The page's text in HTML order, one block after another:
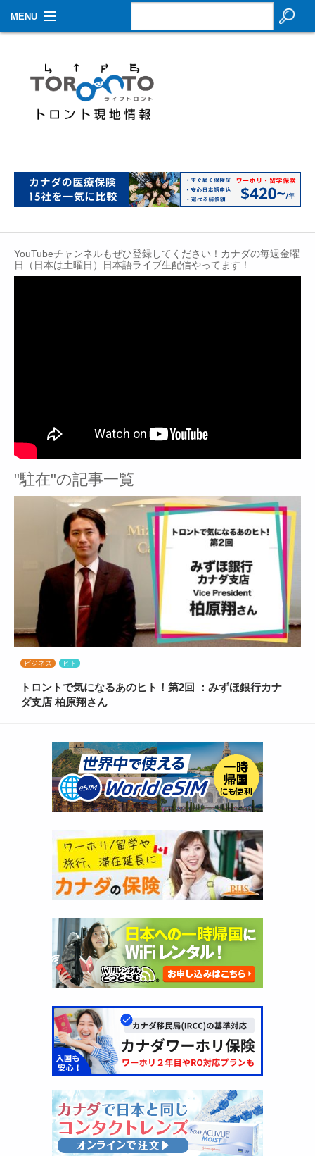
MENU
生活情報
その他
イベントカレンダー
About Us
YouTubeチャンネルもぜひ登録してください！カナダの毎週金曜
日（日本は土曜日）日本語ライブ生配信やってます！
"駐在"の記事一覧
ビジネス ヒト
トロントで気になるあのヒト！第2回 ：みずほ銀行カナ
ダ支店 柏原翔さん